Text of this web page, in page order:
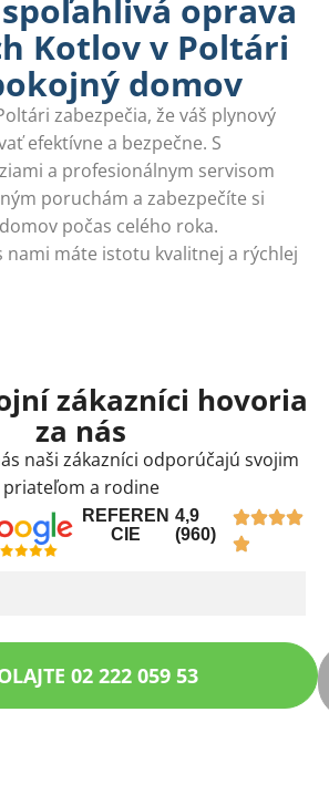
oprava
Kotlov v Poltári
domov
zabezpečia, že váš plynový
efektívne a bezpečne. S
a profesionálnym servisom
poruchám a zabezpečíte si
počas celého roka.
nami máte istotu kvalitnej a rýchlej
zákazníci hovoria
za nás
naši zákazníci odporúčajú svojim
priateľom a rodine
REFEREN
CIE
4,9
(960)
02 222 059 53